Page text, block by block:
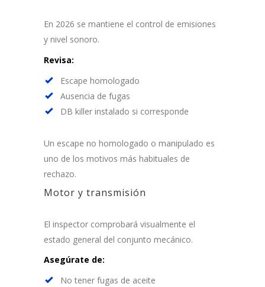
En 2026 se mantiene el control de emisiones
y nivel sonoro.
Revisa:
Escape homologado
Ausencia de fugas
DB killer instalado si corresponde
Un escape no homologado o manipulado es
uno de los motivos más habituales de
rechazo.
Motor y transmisión
El inspector comprobará visualmente el
estado general del conjunto mecánico.
Asegúrate de:
No tener fugas de aceite